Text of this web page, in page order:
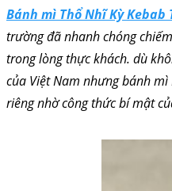
Bánh mì Thổ Nhĩ Kỳ Kebab
trường đã nhanh chóng
trong lòng thực khách. dù
của Việt Nam nhưng bánh
riêng nhờ công thức bí mật